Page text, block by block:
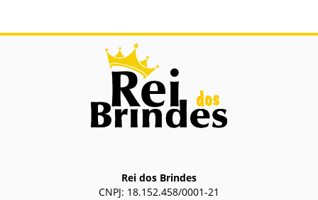
Rei dos Brindes
CNPJ: 18.152.458/0001-21